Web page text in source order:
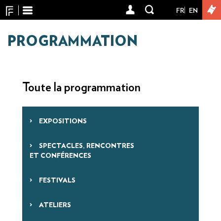
Panneau de gestion des cookies
Aller
au
principal
User
menu
FR EN
PROGRAMMATION
Toute la programmation
EXPOSITIONS
SPECTACLES, RENCONTRES
ET CONFÉRENCES
FESTIVALS
ATELIERS